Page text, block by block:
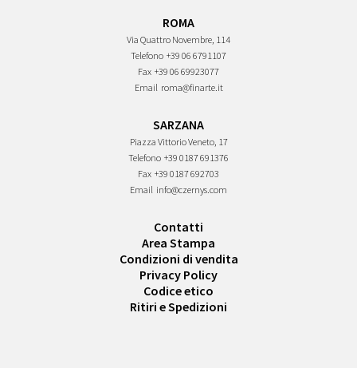
ROMA
Via Quattro Novembre, 114
Telefono +39 06 6791107
Fax +39 06 69923077
Email roma@finarte.it
SARZANA
Piazza Vittorio Veneto, 17
Telefono +39 0187 691376
Fax +39 0187 692703
Email info@czernys.com
Contatti
Area Stampa
Condizioni di vendita
Privacy Policy
Codice etico
Ritiri e Spedizioni